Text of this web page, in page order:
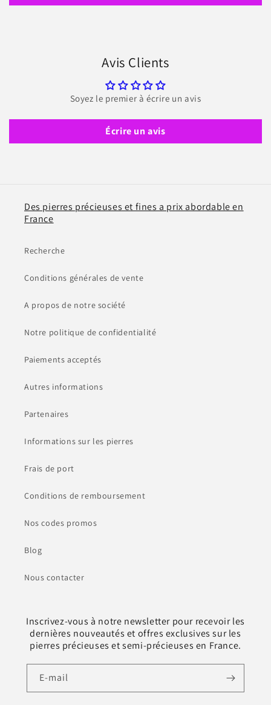
Avis Clients
Soyez le premier à écrire un avis
Écrire un avis
Des pierres précieuses et fines a prix abordable en
France
Recherche
Conditions générales de vente
A propos de notre société
Notre politique de confidentialité
Paiements acceptés
Autres informations
Partenaires
Informations sur les pierres
Frais de port
Conditions de remboursement
Nos codes promos
Blog
Nous contacter
Inscrivez-vous à notre newsletter pour recevoir les
dernières nouveautés et offres exclusives sur les
pierres précieuses et semi-précieuses en France.
E-mail